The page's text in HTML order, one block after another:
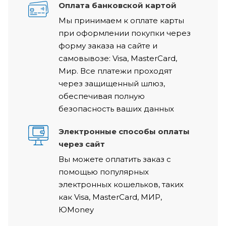
Оплата банковской картой
Мы принимаем к оплате карты
при оформлении покупки через
форму заказа на сайте и
самовывозе: Visa, MasterCard,
Мир. Все платежи проходят
через защищенный шлюз,
обеспечивая полную
безопасность ваших данных
Электронные способы оплаты
через сайт
Вы можете оплатить заказ с
помощью популярных
электронных кошельков, таких
как Visa, MasterCard, МИР,
ЮMoney